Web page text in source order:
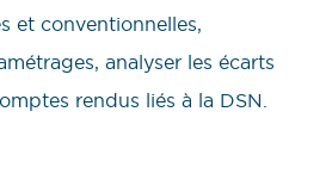
et conventionnelles,
analyser les écarts
rendus liés à la DSN.